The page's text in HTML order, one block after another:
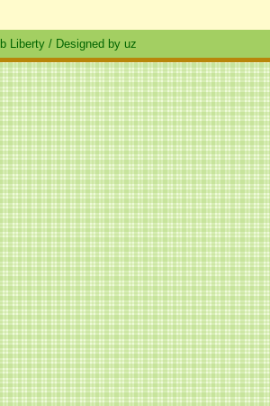
Liberty / Designed by uz